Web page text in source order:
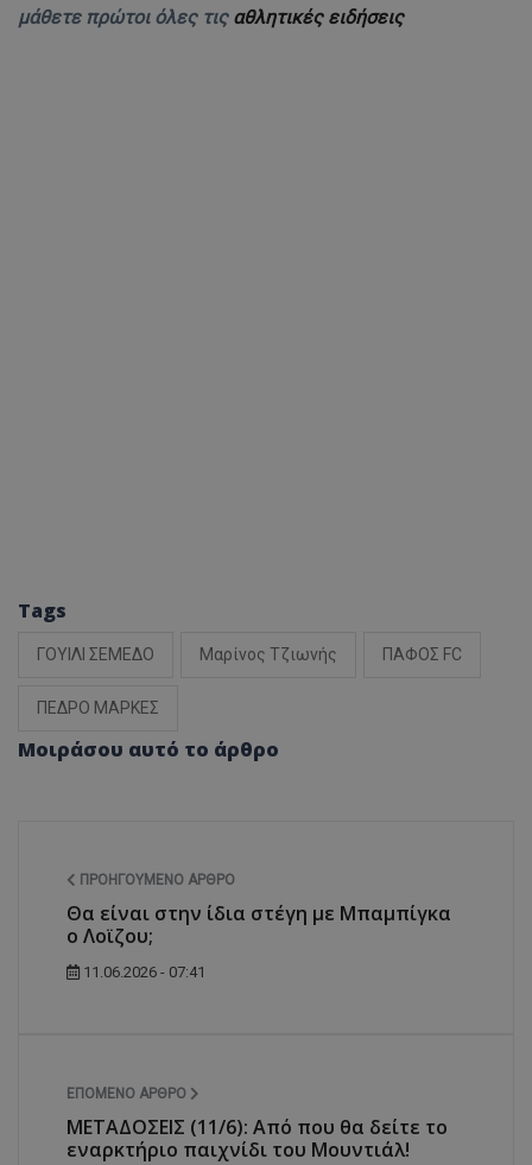
μάθετε πρώτοι όλες τις αθλητικές ειδήσεις
Tags
ΓΟΥΙΛΙ ΣΕΜΕΔΟ Μαρίνος Τζιωνής ΠΑΦΟΣ FC
ΠΕΔΡΟ ΜΑΡΚΕΣ
Μοιράσου αυτό το άρθρο
ΠΡΟΗΓΟΎΜΕΝΟ ΆΡΘΡΟ
Θα είναι στην ίδια στέγη με Μπαμπίγκα
ο Λοϊζου;
11.06.2026 - 07:41
ΕΠΌΜΕΝΟ ΆΡΘΡΟ
ΜΕΤΑΔΟΣΕΙΣ (11/6): Από που θα δείτε το
εναρκτήριο παιχνίδι του Μουντιάλ!